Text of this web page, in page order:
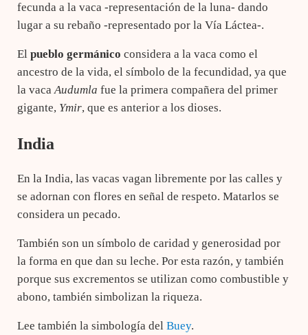
fecunda a la vaca -representación de la luna- dando
lugar a su rebaño -representado por la Vía Láctea-.
El pueblo germánico considera a la vaca como el
ancestro de la vida, el símbolo de la fecundidad, ya que
la vacaAudumla fue la primera compañera del primer
gigante, Ymir, que es anterior a los dioses.
India
En la India, las vacas vagan libremente por las calles y
se adornan con flores en señal de respeto. Matarlos se
considera un pecado.
También son un símbolo de caridad y generosidad por
la forma en que dan su leche. Por esta razón, y también
porque sus excrementos se utilizan como combustible y
abono, también simbolizan la riqueza.
Lee también la simbología del Buey.